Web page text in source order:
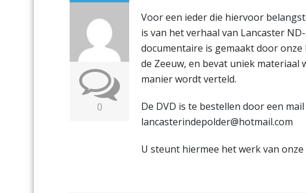
0
Voor een ieder die hiervoor
is van het verhaal van Lancaster
documentaire is gemaakt door
de Zeeuw, en bevat uniek materiaal
manier wordt verteld.
De DVD is te bestellen door een
lancasterindepolder@hotmail.com
U steunt hiermee het werk van